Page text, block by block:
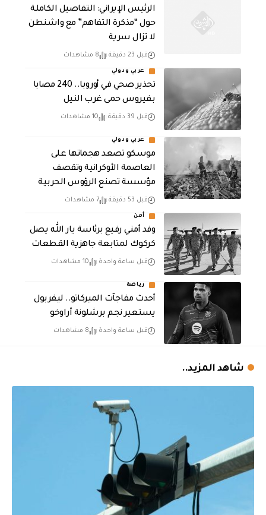
الرئيس الإيراني: التفاصيل الكاملة
حول “مذكرة التفاهم” مع واشنطن
لا تزال سرية
قبل 23 دقيقة 8 مشاهدات
عربي ودولي
تحذير صحي في أوروبا.. 240 مصابا
بفيروس حمى غرب النيل
قبل 39 دقيقة 10 مشاهدات
عربي ودولي
موسكو تصعد هجماتها على
العاصمة الأوكرانية وتقصف
مؤسسة تصنع الرؤوس الحربية
قبل 53 دقيقة 7 مشاهدات
أمن
وفد أمني رفيع برئاسة يار الله يصل
كركوك لمتابعة جاهزية القطعات
قبل ساعة واحدة 10 مشاهدات
رياضة
أحدث مفاجآت الميركاتو.. ليفربول
يستعير نجم برشلونة أراوخو
قبل ساعة واحدة 8 مشاهدات
شاهد المزيد..